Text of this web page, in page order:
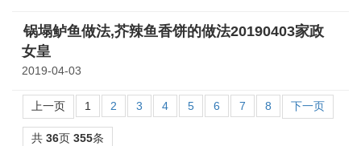
锅塌鲈鱼做法,芥辣鱼香饼的做法20190403家政
女皇
2019-04-03
上一页 1 2 3 4 5 6 7 8 下一页
共 36页 355条